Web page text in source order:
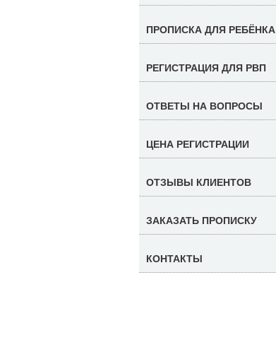
ПРОПИСКА ДЛЯ РЕБЁНКА
РЕГИСТРАЦИЯ ДЛЯ РВП
ОТВЕТЫ НА ВОПРОСЫ
ЦЕНА РЕГИСТРАЦИИ
ОТЗЫВЫ КЛИЕНТОВ
ЗАКАЗАТЬ ПРОПИСКУ
КОНТАКТЫ